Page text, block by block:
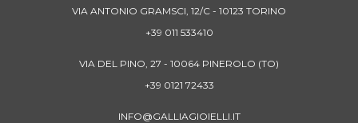
VIA ANTONIO GRAMSCI, 12/C - 10123 TORINO
+39 011 533410
VIA DEL PINO, 27 - 10064 PINEROLO (TO)
+39 0121 72433
INFO@GALLIAGIOIELLI.IT